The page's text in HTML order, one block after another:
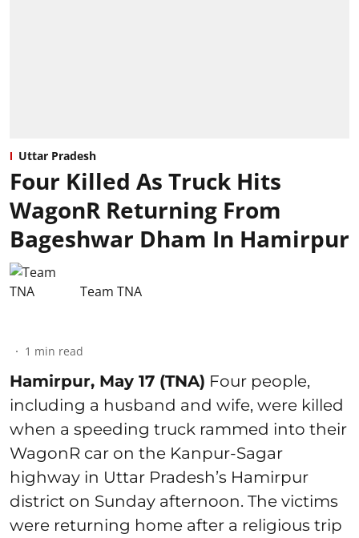
Uttar Pradesh
Four Killed As Truck Hits
WagonR Returning From
Bageshwar Dham In Hamirpur
Team TNA
1 min read
Hamirpur, May 17 (TNA) Four people,
including a husband and wife, were killed
when a speeding truck rammed into their
WagonR car on the Kanpur-Sagar
highway in Uttar Pradesh’s Hamirpur
district on Sunday afternoon. The victims
were returning home after a religious trip